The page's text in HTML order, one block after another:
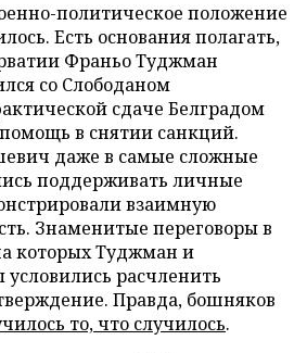
политическое положение
Есть основания полагать,
Франьо Туджман
со Слободаном
сдаче Белградом
в снятии санкций.
даже в самые сложные
поддерживать личные
взаимную
Знаменитые переговоры в
которых Туджман и
расчленить
Правда, бошняков
то, что случилось.